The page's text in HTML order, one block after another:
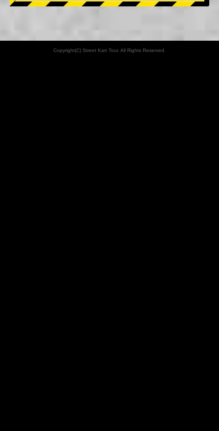
Copyright(C) Street Kart Tour. All Rights Reserved.